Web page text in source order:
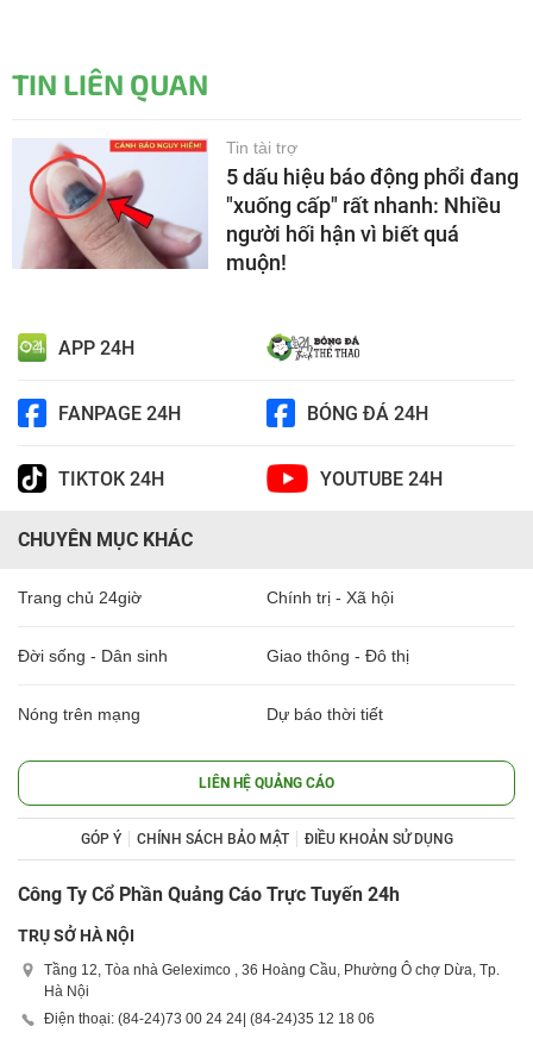
TIN LIÊN QUAN
Tin tài trợ
5 dấu hiệu báo động phổi đang
"xuống cấp" rất nhanh: Nhiều
người hối hận vì biết quá
muộn!
APP 24H
FANPAGE 24H BÓNG ĐÁ 24H
TIKTOK 24H YOUTUBE 24H
CHUYÊN MỤC KHÁC
Trang chủ 24giờ Chính trị - Xã hội
Đời sống - Dân sinh Giao thông - Đô thị
Nóng trên mạng Dự báo thời tiết
LIÊN HỆ QUẢNG CÁO
GÓP Ý CHÍNH SÁCH BẢO MẬT ĐIỀU KHOẢN SỬ DỤNG
Công Ty Cổ Phần Quảng Cáo Trực Tuyến 24h
TRỤ SỞ HÀ NỘI
Tầng 12, Tòa nhà Geleximco , 36 Hoàng Cầu, Phường Ô chợ Dừa, Tp.
Hà Nội
Điện thoại: (84-24)73 00 24 24 | (84-24)35 12 18 06